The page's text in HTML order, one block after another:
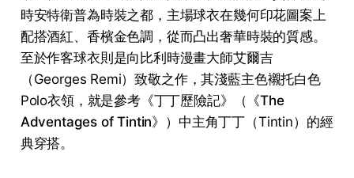
時安特衛普為時裝之都，主場球衣在幾何印花圖案上
配搭酒紅、香檳金色調，從而凸出奢華時裝的質感。
至於作客球衣則是向比利時漫畫大師艾爾吉
（Georges Remi）致敬之作，其淺藍主色襯托白色
Polo衣領，就是參考《丁丁歷險記》（《The
Adventages of Tintin》）中主角丁丁（Tintin）的經
典穿搭。